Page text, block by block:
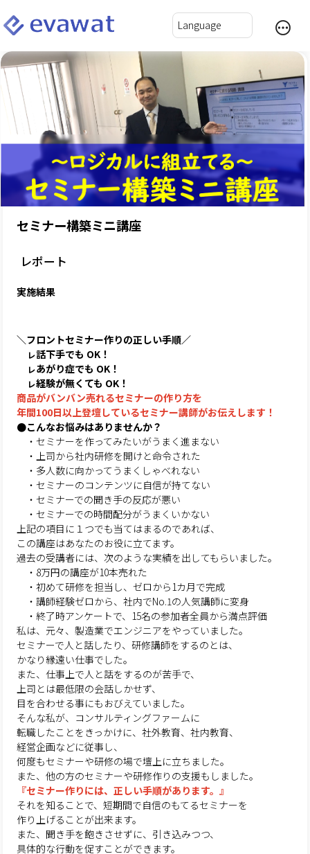
セミナー構築ミニ講座
レポート
実施結果
＼フロントセミナー作りの正しい手順／
ㇾ話下手でも OK！
ㇾあがり症でも OK！
ㇾ経験が無くても OK！
商品がバンバン売れるセミナーの作り方を
年間100日以上登壇しているセミナー講師がお伝えします！
●こんなお悩みはありませんか？
・セミナーを作ってみたいがうまく進まない
・上司から社内研修を開けと命令された
・多人数に向かってうまくしゃべれない
・セミナーのコンテンツに自信が持てない
・セミナーでの聞き手の反応が悪い
・セミナーでの時間配分がうまくいかない
上記の項目に１つでも当てはまるのであれば、
この講座はあなたのお役に立てます。
過去の受講者には、次のような実績を出してもらいました。
・8万円の講座が10本売れた
・初めて研修を担当し、ゼロから1カ月で完成
・講師経験ゼロから、社内でNo.1の人気講師に変身
・終了時アンケートで、15名の参加者全員から満点評価
私は、元々、製造業でエンジニアをやっていました。
セミナーで人と話したり、研修講師をするのとは、
かなり縁遠い仕事でした。
また、仕事上で人と話をするのが苦手で、
上司とは最低限の会話しかせず、
目を合わせる事にもおびえていました。
そんな私が、コンサルティングファームに
転職したことをきっかけに、社外教育、社内教育、
経営企画などに従事し、
何度もセミナーや研修の場で壇上に立ちました。
また、他の方のセミナーや研修作りの支援もしました。
『セミナー作りには、正しい手順があります。』
それを知ることで、短期間で自信のもてるセミナーを
作り上げることが出来ます。
また、聞き手を飽きさせずに、引き込みつつ、
具体的な行動を促すことができます。